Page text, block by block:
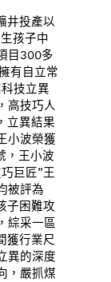
井投產以
孩子中
目300多
有自立常
技立異
高技巧人
立異結果
小波榮獲
，王小波
巨匠”王
被評為
子困難攻
綜采一區
獲行業尺
異的深度
，嚴抓煤